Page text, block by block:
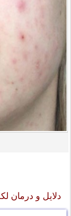
دلایل و درمان